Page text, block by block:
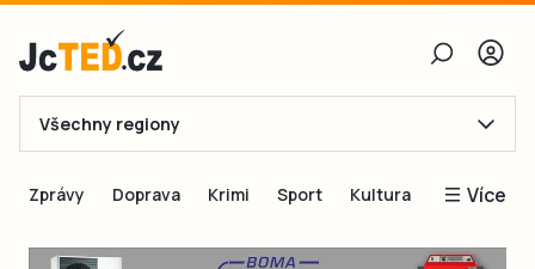
E-mail
Všechny regiony
Zprávy Doprava Krimi Sport Kultura Více
Blogy